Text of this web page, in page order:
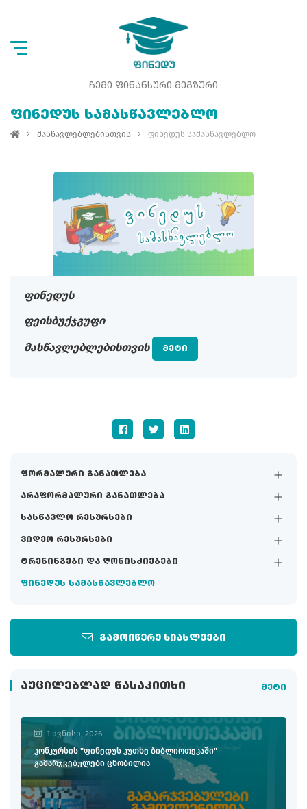
ᲩᲔᲛᲘ ᲤᲘᲜᲐᲜᲡᲣᲠᲘ ᲛᲔᲒᲖᲣᲠᲘ
ფორმალური განათლება
არაფორმალური განათლება
სასწავლო რესურსები
ვიდეო რესურსები
ტრენინგები და ღონისძიებები
ფინედუს სამასწავლებლო
გამოიწერე სიახლეები
ᲐᲣᲪᲘᲚᲔᲑᲚᲐᲓ ᲬᲐᲡᲐᲙᲘᲗᲮᲘ მეტი
1 ივნისი, 2026
კონკურსის "ფინედუს კუთხე ბიბლიოთეკაში"
გამარჯვებულები ცნობილია
ᲤᲘᲜᲔᲓᲣᲡ ᲡᲐᲛᲐᲡᲬᲐᲕᲚᲔᲑᲚᲝ
მასწავლებლებისთვის ფინედუს სამასწავლებლო
ფინედუს
ფეისბუქჯგუფი
მასწავლებლებისთვის ᲛᲔᲢᲘ